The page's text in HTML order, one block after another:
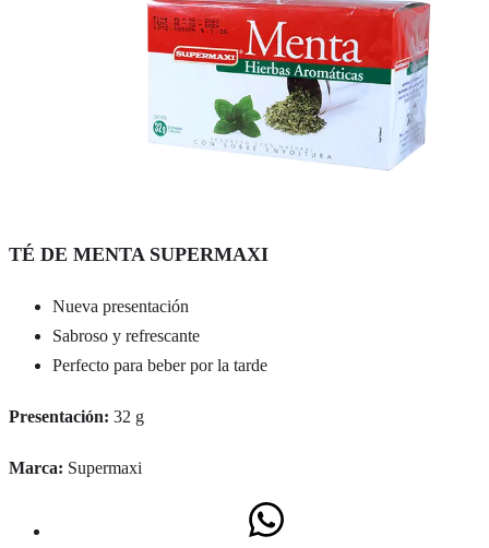
TÉ DE MENTA SUPERMAXI
Nueva presentación
Sabroso y refrescante
Perfecto para beber por la tarde
Presentación: 32 g
Marca: Supermaxi